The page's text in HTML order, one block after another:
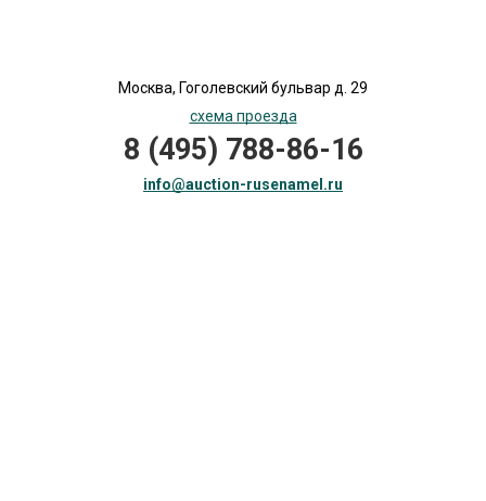
Москва, Гоголевский бульвар д. 29
схема проезда
8 (495) 788-86-16
info@auction-rusenamel.ru